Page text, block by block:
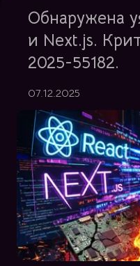
Обнаружена
и Next.js.
2025-55182.
07.12.2025